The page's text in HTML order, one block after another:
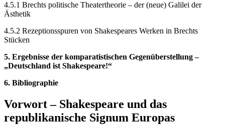
4.5.1 Brechts politische Theatertheorie – der (neue) Galilei der
Ästhetik
4.5.2 Rezeptionsspuren von Shakespeares Werken in Brechts
Stücken
5. Ergebnisse der komparatistischen Gegenüberstellung –
„Deutschland ist Shakespeare!“
6. Bibliographie
Vorwort – Shakespeare und das
republikanische Signum Europas